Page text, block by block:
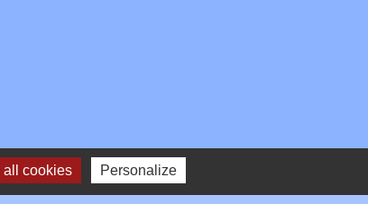
all cookies Personalize